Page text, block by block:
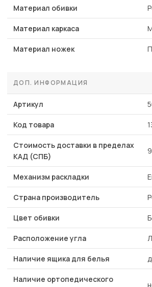
Материал обивки
Материал каркаса
Материал ножек
ДОП. ИНФОРМАЦИЯ
Артикул
Код товара
Стоимость доставки в пределах
КАД (СПБ)
Механизм раскладки
Страна производитель
Цвет обивки
Расположение угла
Наличие ящика для белья
Наличие ортопедического